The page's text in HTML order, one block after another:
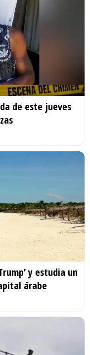
de este jueves
y estudia un
árabe